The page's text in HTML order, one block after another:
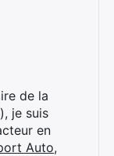
de la
je suis
en
Auto,